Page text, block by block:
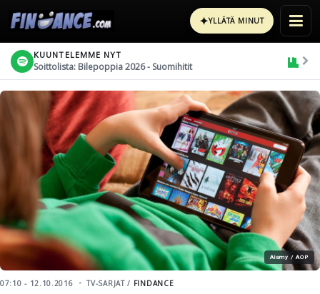
✦YLLÄTÄ MINUT
KUUNTELEMME NYT
Soittolista: Bilepoppia 2026 - Suomihitit
Alamy / AOP
07:10 - 12.10.2016 TV-SARJAT / FINDANCE